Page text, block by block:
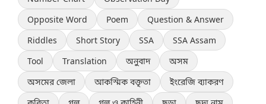
Opposite Word
Poem
Question & Answer
Riddles
Short Story SSA
SSA Assam
Tool
Translation অনুবাদ
অসম
অসমের জেলা
আকস্মিক বক্তৃতা
ইংরেজি ব্যাকরণ